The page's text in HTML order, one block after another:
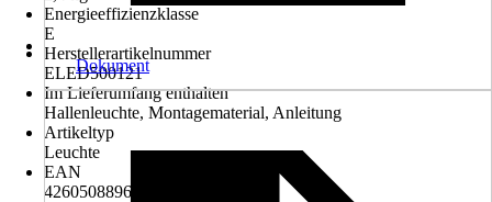
Energieeffizienzklasse
E
Herstellerartikelnummer
ELED500121
Im Lieferumfang enthalten
Hallenleuchte, Montagematerial, Anleitung
Artikeltyp
Leuchte
EAN
4260508896048
Dokument